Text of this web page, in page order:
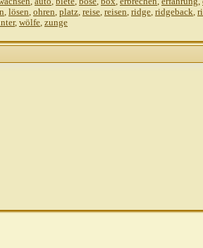
, lösen, ohren, platz, reise, reisen, ridge, ridgeback,
, wölfe, zunge